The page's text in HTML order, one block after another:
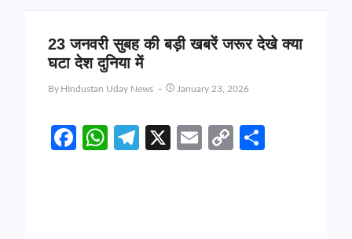
23 जनवरी सुबह की बड़ी खबरें जरूर देखे क्या
घटा देश दुनिया में
By HIndustan Uday News January 23, 2026
Facebook
WhatsApp
Telegram
X EmailCopy